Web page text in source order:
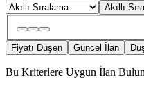
Akıllı
Fiyatı Düşen Güncel İlan
Bu Kriterlere Uygun İlan